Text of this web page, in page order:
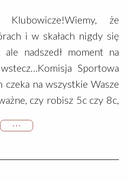
Klubu Sprawozdanie
AKG Dyskusja nad
nad przyjęciem
oraz udzieleniem
Zarządowi AKG
wybór …
Klubowicze!Wiemy, że
i w skałach nigdy się
ale nadszedł moment na
Sportowa
na wszystkie Wasze
czy robisz 5c czy 8c,
czy zjeżdżasz z nich na
przygotowania corocznych
• • •